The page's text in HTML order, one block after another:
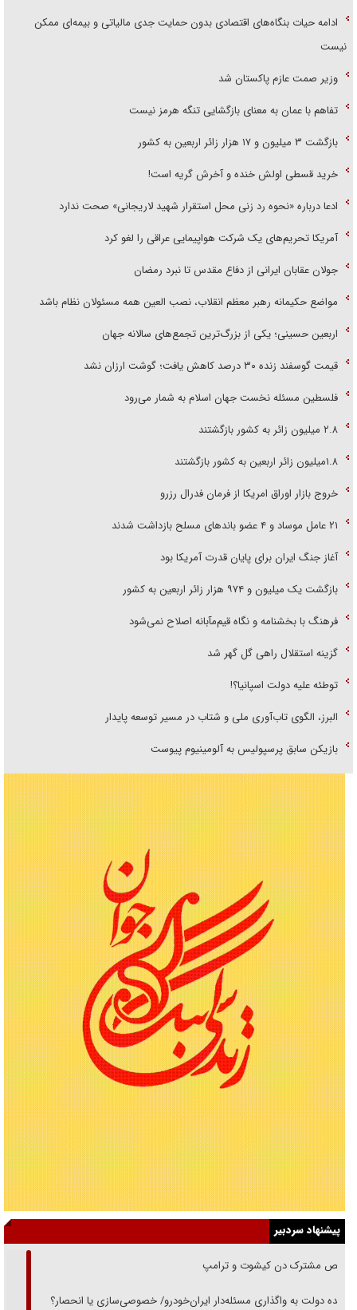
ادامه حیات بنگاه‌های اقتصادی بدون حمایت جدی مالیاتی و بیمه‌ای ممکن
نیست
وزیر صمت عازم پاکستان شد
تفاهم با عمان به معنای بازگشایی تنگه هرمز نیست
بازگشت ۳ میلیون و ۱۷ هزار زائر اربعین به کشور
خرید قسطی اولش خنده و آخرش گریه است!
ادعا درباره «نحوه رد زنی محل استقرار شهید لاریجانی» صحت ندارد
آمریکا تحریم‌های یک شرکت هواپیمایی عراقی را لغو کرد
جولان عقابان ایرانی از دفاع مقدس تا نبرد رمضان
مواضع حکیمانه رهبر معظم انقلاب، نصب العین همه مسئولان نظام باشد
اربعین حسینی؛ یکی از بزرگ‌ترین تجمع‌های سالانه جهان
قیمت گوسفند زنده ۳۰ درصد کاهش یافت؛ گوشت ارزان نشد
فلسطین مسئله نخست جهان اسلام به شمار می‌رود
۲.۸ میلیون زائر به کشور بازگشتند
۱.۸میلیون زائر اربعین به کشور بازگشتند
خروج بازار اوراق امریکا از فرمان فدرال رزرو
۲۱ عامل موساد و ۴ عضو باند‌های مسلح بازداشت شدند
آغاز جنگ ایران برای پایان قدرت آمریکا بود
بازگشت یک میلیون و ۹۷۴ هزار زائر اربعین به کشور
فرهنگ با بخشنامه و نگاه قیم‌مآبانه اصلاح نمی‌شود
گزینه استقلال راهی گل گهر شد
توطئه علیه دولت اسپانیا؟!
البرز، الگوی تاب‌آوری ملی و شتاب در مسیر توسعه پایدار
بازیکن سابق پرسپولیس به آلومینیوم پیوست
پیشنهاد سردبیر
رقص مشترک دن کیشوت و ترامپ
دنده دولت به واگذاری مسئله‌دار ایران‌خودرو/ خصوصی‌سازی یا انحصار؟